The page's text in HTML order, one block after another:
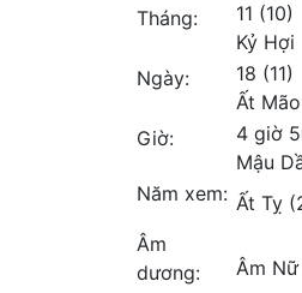
Tháng:
11 (10)
Kỷ Hợi
Ngày:
18 (11)
Ất Mão
Giờ:
4 giờ
Mậu
Năm xem: Ất Tỵ
Âm
dương:
Âm Nữ